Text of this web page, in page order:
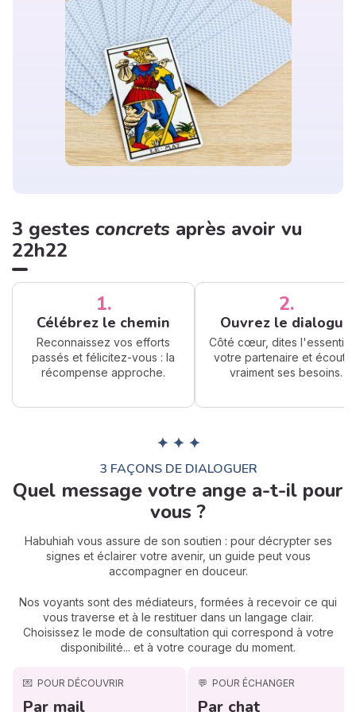
3 gestes concrets après avoir vu
22h22
1.
Célébrez le chemin
Reconnaissez vos efforts
passés et félicitez-vous : la
récompense approche.
2.
Ouvrez le dialogue
Côté cœur, dites l'essentiel
votre partenaire et
vraiment ses besoins.
✦ ✦ ✦
3 FAÇONS DE DIALOGUER
Quel message votre ange a-t-il pour
vous ?
Habuhiah vous assure de son soutien : pour décrypter ses
signes et éclairer votre avenir, un guide peut vous
accompagner en douceur.
Nos voyants sont des médiateurs, formées à recevoir ce qui
vous traverse et à le restituer dans un langage clair.
Choisissez le mode de consultation qui correspond à votre
disponibilité... et à votre courage du moment.
💌 POUR DÉCOUVRIR
Par mail
💬 POUR ÉCHANGER
Par chat